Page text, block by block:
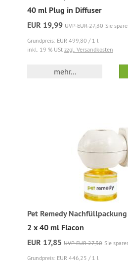
40 ml Plug in Diffuser
EUR 19,99 UVP EUR 27,30 Sie
Grundpreis: EUR 499,80 / 1 l
inkl. 19 % USt zzgl. Versandkosten
mehr...
Pet Remedy
2 x 40 ml Flacon
EUR 17,85 UVP EUR 27,30 Sie
Grundpreis: EUR 446,25 / 1 l